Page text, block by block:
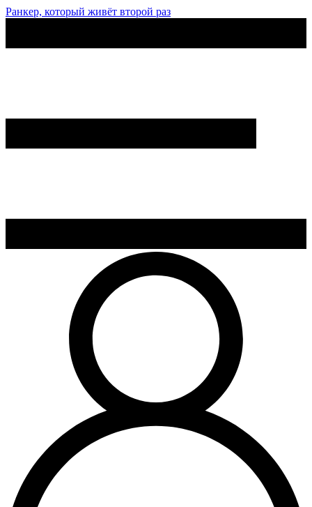
Ранкер, который живёт второй раз